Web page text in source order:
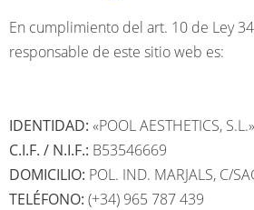
En cumplimiento del art. 10 de Ley
responsable de este sitio web es:
IDENTIDAD: «POOL AESTHETICS, S.L.»
C.I.F. / N.I.F.: B53546669
DOMICILIO: POL. IND. MARJALS, C/
TELÉFONO: (+34) 965 787 439